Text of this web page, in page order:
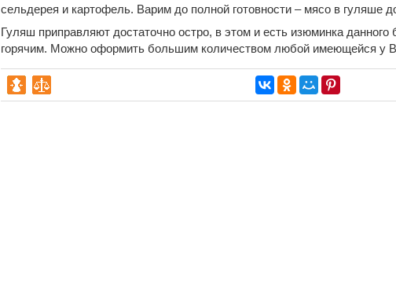
сельдерея и картофель. Варим до полной готовности – мясо в гуляше
Гуляш приправляют достаточно остро, в этом и есть изюминка
горячим. Можно оформить большим количеством любой имеющейся у